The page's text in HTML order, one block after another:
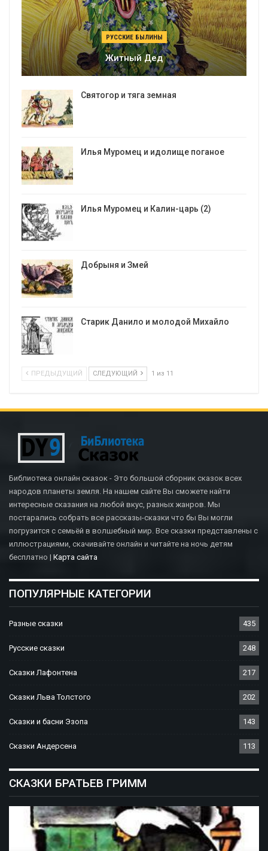
РУССКИЕ БЫЛИНЫ
Житный Дед
Святогор и тяга земная
Илья Муромец и идолище поганое
Илья Муромец и Калин-царь (2)
Добрыня и Змей
Старик Данило и молодой Михайло
ПРЕДЫДУЩИЙ СЛЕДУЮЩИЙ 1 из 11
Библиотека онлайн сказок - Это большой сборник сказок всех
народов планеты земля. На нашем сайте Вы сможете найти
интересные сказания на любой вкус, разных жанров. Мы
постарались собрать все рассказы-сказки что бы Вы могли
погрузится с семьёй в волшебный мир. Все сказки представлены с
иллюстрациями, скачивайте онлайн и читайте на ночь детям
бесплатно | Карта сайта
ПОПУЛЯРНЫЕ КАТЕГОРИИ
Разные сказки 435
Русские сказки 248
Сказки Лафонтена 217
Сказки Льва Толстого 202
Сказки и басни Эзопа 143
Сказки Андерсена 113
СКАЗКИ БРАТЬЕВ ГРИММ